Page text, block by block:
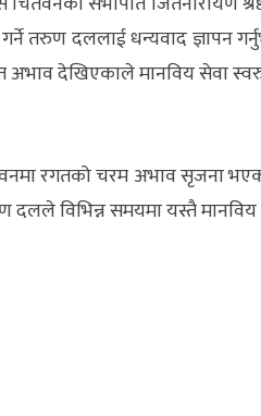
गर्ने तरुण दललाई धन्यवाद ज्ञापन
अभाव देखिएकाले मानविय सेवा
रगतको चरम अभाव सृजना भएको
दलले विभिन्न समयमा यस्तै